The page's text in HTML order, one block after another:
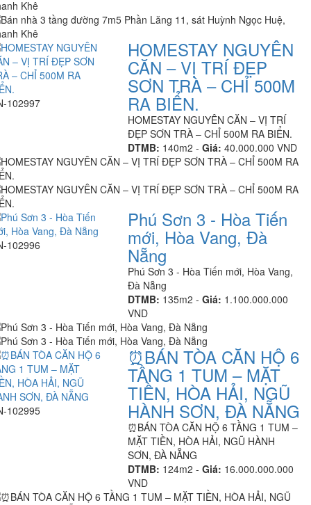
102997
HOMESTAY NGUYÊN
CĂN – VỊ TRÍ ĐẸP
SƠN TRÀ – CHỈ 500M
RA BIỂN.
HOMESTAY NGUYÊN CĂN – VỊ TRÍ
ĐẸP SƠN TRÀ – CHỈ 500M RA BIỂN.
DTMB: 140m2 -Giá: 40.000.000 VND
102996
Phú Sơn 3 - Hòa Tiến
mới, Hòa Vang, Đà
Nẵng
Phú Sơn 3 - Hòa Tiến mới, Hòa Vang,
Đà Nẵng
DTMB: 135m2 -Giá: 1.100.000.000
VND
102995
⏰️BÁN TÒA CĂN HỘ 6
TẦNG 1 TUM – MẶT
TIỀN, HÒA HẢI, NGŨ
HÀNH SƠN, ĐÀ NẴNG
⏰️BÁN TÒA CĂN HỘ 6 TẦNG 1 TUM –
MẶT TIỀN, HÒA HẢI, NGŨ HÀNH
SƠN, ĐÀ NẴNG
DTMB: 124m2 -Giá: 16.000.000.000
VND